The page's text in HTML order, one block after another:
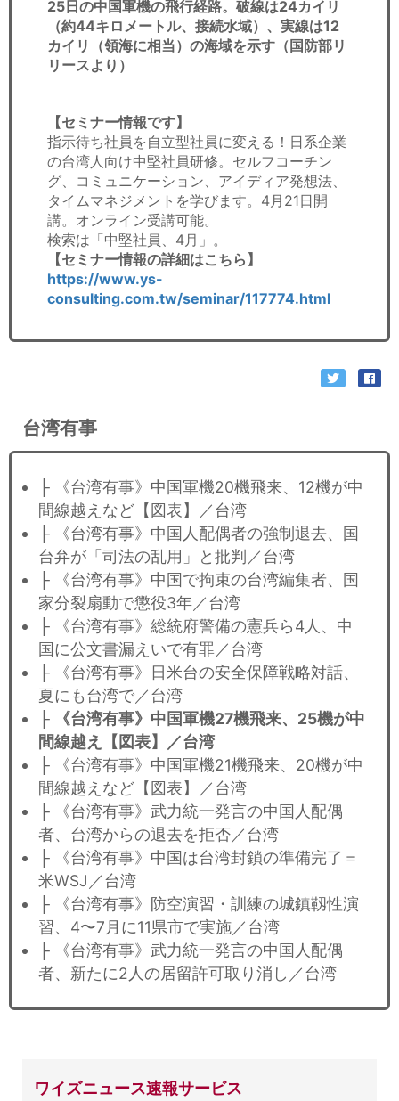
25日の中国軍機の飛行経路。破線は24カイリ
（約44キロメートル、接続水域）、実線は12
カイリ（領海に相当）の海域を示す（国防部リ
リースより）
【セミナー情報です】
指示待ち社員を自立型社員に変える！日系企業
の台湾人向け中堅社員研修。セルフコーチン
グ、コミュニケーション、アイディア発想法、
タイムマネジメントを学びます。4月21日開
講。オンライン受講可能。
検索は「中堅社員、4月」。
【セミナー情報の詳細はこちら】
https://www.ys-
consulting.com.tw/seminar/117774.html
台湾有事
├ 《台湾有事》中国軍機20機飛来、12機が中
間線越えなど【図表】／台湾
├ 《台湾有事》中国人配偶者の強制退去、国
台弁が「司法の乱用」と批判／台湾
├ 《台湾有事》中国で拘束の台湾編集者、国
家分裂扇動で懲役3年／台湾
├ 《台湾有事》総統府警備の憲兵ら4人、中
国に公文書漏えいで有罪／台湾
├ 《台湾有事》日米台の安全保障戦略対話、
夏にも台湾で／台湾
├
《台湾有事》中国軍機27機飛来、25機が中
間線越え【図表】／台湾
├ 《台湾有事》中国軍機21機飛来、20機が中
間線越えなど【図表】／台湾
├ 《台湾有事》武力統一発言の中国人配偶
者、台湾からの退去を拒否／台湾
├ 《台湾有事》中国は台湾封鎖の準備完了＝
米WSJ／台湾
├ 《台湾有事》防空演習・訓練の城鎮靱性演
習、4〜7月に11県市で実施／台湾
├ 《台湾有事》武力統一発言の中国人配偶
者、新たに2人の居留許可取り消し／台湾
ワイズニュース速報サービス